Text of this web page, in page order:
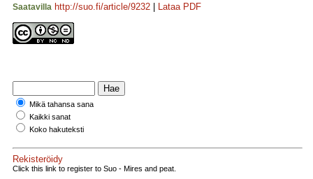
Saatavilla http://suo.fi/article/9232 Lataa PDF
Mikä tahansa sana
Kaikki sanat
Koko hakuteksti
Rekisteröidy
Click this link to register to Suo - Mires and peat.